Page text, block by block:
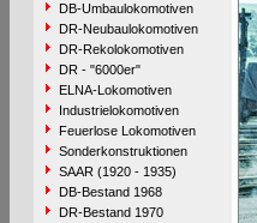
DB-Umbaulokomotiven
DR-Neubaulokomotiven
DR-Rekolokomotiven
DR - "6000er"
ELNA-Lokomotiven
Industrielokomotiven
Feuerlose Lokomotiven
Sonderkonstruktionen
SAAR (1920 - 1935)
DB-Bestand 1968
DR-Bestand 1970